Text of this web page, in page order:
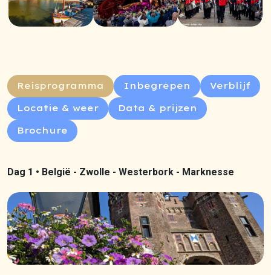
Reisprogramma Inbegrepen Verblijf
Locatie & weer Data & prijzen
Brochure
Dag 1 • België - Zwolle - Westerbork - Marknesse